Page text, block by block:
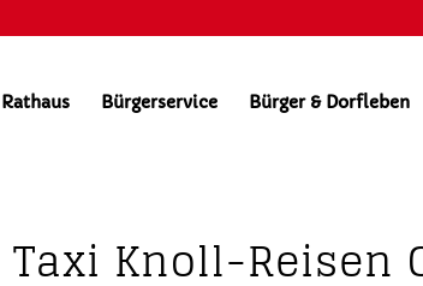
Rathaus Bürgerservice Bürger & Dorfleben
Taxi Knoll-Reisen